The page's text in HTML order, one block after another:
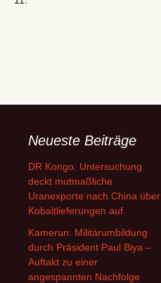
Neueste Beiträge
DR Kongo: Untersuchung
deckt mutmaßliche
Uranexporte nach China über
Kobaltlieferungen auf
Kamerun: Militärumbildung
durch Präsident Paul Biya –
Auftakt zu einer
angespannten Nachfolge